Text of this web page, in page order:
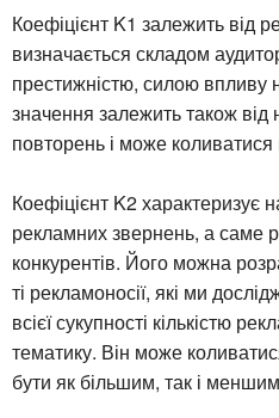
Коефіцієнт K1 залежить від
визначається складом
престижністю, силою впливу
значення залежить також від
повторень і може коливатися
Коефіцієнт K2 характеризує
рекламних звернень, а саме
конкурентів. Його можна
ті рекламоносії, які ми
всієї сукупності кількістю
тематику. Він може
бути як більшим, так і